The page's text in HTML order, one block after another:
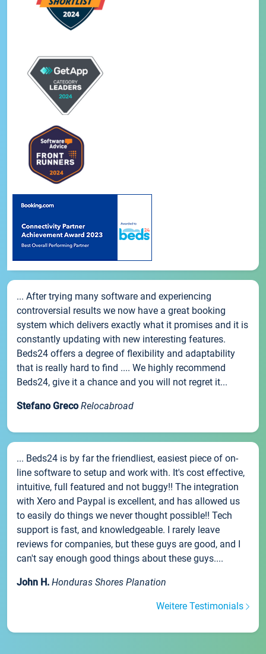
... After trying many software and experiencing
controversial results we now have a great booking
system which delivers exactly what it promises and it is
constantly updating with new interesting features.
Beds24 offers a degree of flexibility and adaptability
that is really hard to find .... We highly recommend
Beds24, give it a chance and you will not regret it...
Stefano Greco Relocabroad
... Beds24 is by far the friendliest, easiest piece of on-
line software to setup and work with. It's cost effective,
intuitive, full featured and not buggy!! The integration
with Xero and Paypal is excellent, and has allowed us
to easily do things we never thought possible!! Tech
support is fast, and knowledgeable. I rarely leave
reviews for companies, but these guys are good, and I
can't say enough good things about these guys....
John H. Honduras Shores Planation
Weitere Testimonials